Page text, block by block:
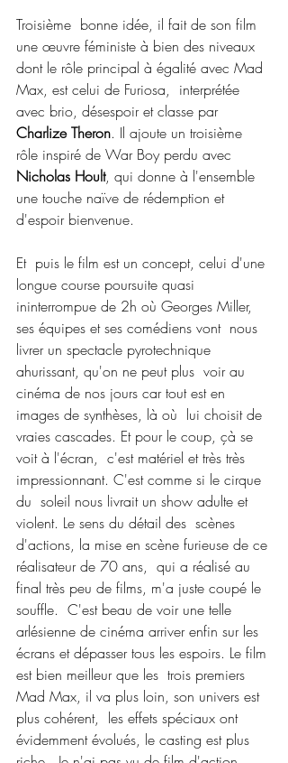
Troisième  bonne idée, il fait de son film
une œuvre féministe à bien des niveaux
dont le rôle principal à égalité avec Mad
Max, est celui de Furiosa,  interprétée
avec brio, désespoir et classe par
Charlize Theron. Il ajoute un troisième
rôle inspiré de War Boy perdu avec
Nicholas Hoult, qui donne à l'ensemble
une touche naïve de rédemption et
d'espoir bienvenue.
Et  puis le film est un concept, celui d'une
longue course poursuite quasi
ininterrompue de 2h où Georges Miller,
ses équipes et ses comédiens vont  nous
livrer un spectacle pyrotechnique
ahurissant, qu'on ne peut plus  voir au
cinéma de nos jours car tout est en
images de synthèses, là où  lui choisit de
vraies cascades. Et pour le coup, çà se
voit à l'écran,  c'est matériel et très très
impressionnant. C'est comme si le cirque
du  soleil nous livrait un show adulte et
violent. Le sens du détail des  scènes
d'actions, la mise en scène furieuse de ce
réalisateur de 70 ans,  qui a réalisé au
final très peu de films, m'a juste coupé le
souffle.  C'est beau de voir une telle
arlésienne de cinéma arriver enfin sur les
écrans et dépasser tous les espoirs. Le film
est bien meilleur que les  trois premiers
Mad Max, il va plus loin, son univers est
plus cohérent,  les effets spéciaux ont
évidemment évolués, le casting est plus